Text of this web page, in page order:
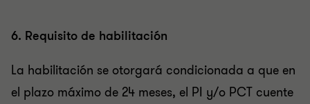
6. Requisito de habilitación
La habilitación se otorgará condicionada a que en
el plazo máximo de 24 meses, el PI y/o PCT cuente